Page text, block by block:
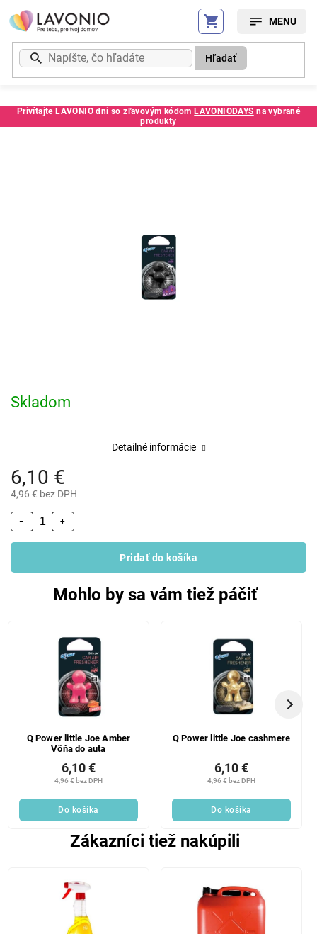
Prejsť
na
obsah
Privítajte LAVONIO dni so zľavovým kódom LAVONIODAYS na vybrané
produkty
Hľadať
E8590273713315
6,10 €
4,96 € bez DPH
Skladom
+
−
Pridať do košíka
Detailné informácie
Mohlo by sa vám tiež páčiť
Q Power little Joe Amber
Vôňa do auta
4,96 € bez DPH
6,10 €
Do košíka
Q Power little Joe cashmere
4,96 € bez DPH
6,10 €
Do košíka
Zákazníci tiež nakúpili